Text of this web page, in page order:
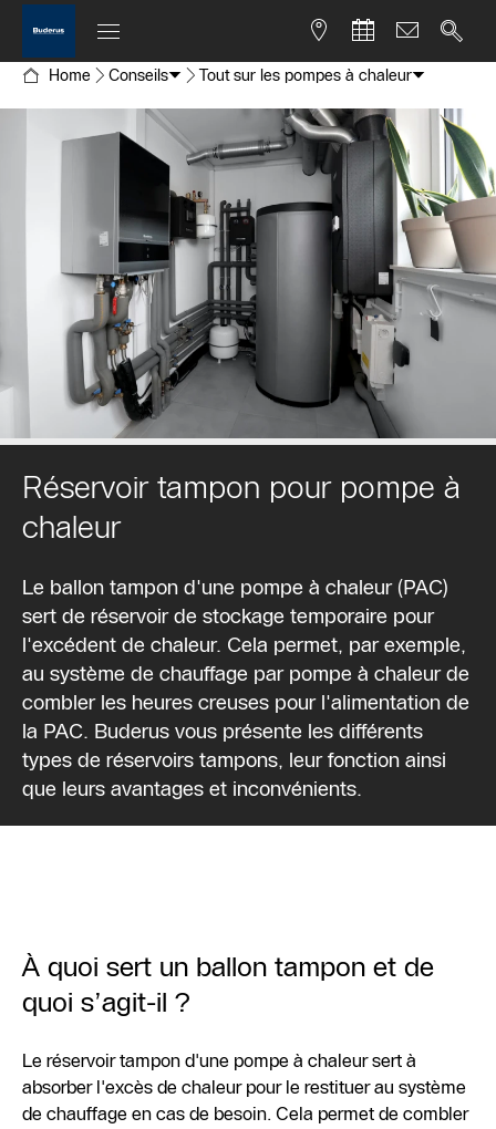
Home Conseils Tout sur les pompes à chaleur
Réservoir tampon pour pompe à
chaleur
Le ballon tampon d'une pompe à chaleur (PAC)
sert de réservoir de stockage temporaire pour
l'excédent de chaleur. Cela permet, par exemple,
au système de chauffage par pompe à chaleur de
combler les heures creuses pour l'alimentation de
la PAC. Buderus vous présente les différents
types de réservoirs tampons, leur fonction ainsi
que leurs avantages et inconvénients.
À quoi sert un ballon tampon et de
quoi s’agit-il ?
Le réservoir tampon d'une pompe à chaleur sert à
absorber l'excès de chaleur pour le restituer au système
de chauffage en cas de besoin. Cela permet de combler